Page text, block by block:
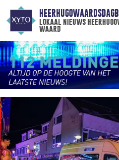
lokaal nieuws
waard